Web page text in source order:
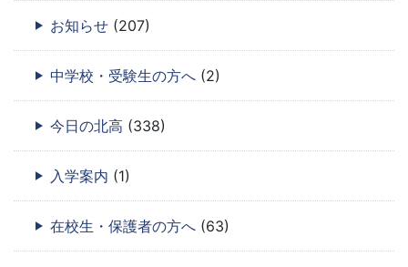
お知らせ (207)
中学校・受験生の方へ (2)
今日の北高 (338)
入学案内 (1)
在校生・保護者の方へ (63)